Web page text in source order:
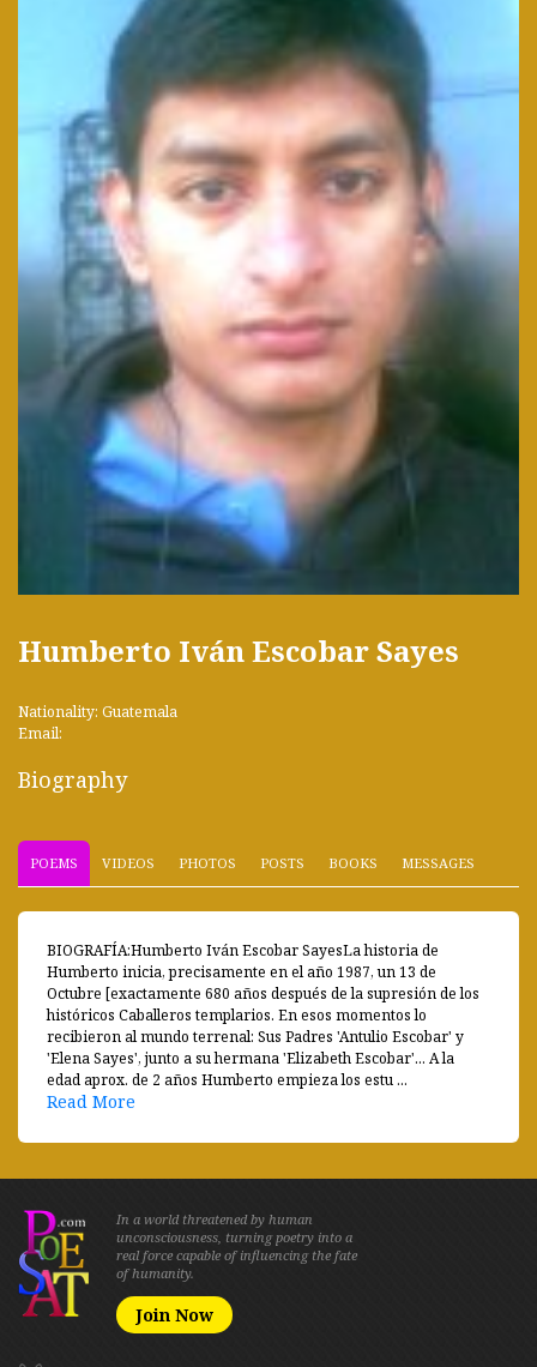
Humberto Iván Escobar Sayes
Nationality: Guatemala
Email:
Biography
POEMS VIDEOS PHOTOS POSTS BOOKS MESSAGES
BIOGRAFÍA:Humberto Iván Escobar SayesLa historia de
Humberto inicia, precisamente en el año 1987, un 13 de
Octubre [exactamente 680 años después de la supresión de los
históricos Caballeros templarios. En esos momentos lo
recibieron al mundo terrenal: Sus Padres 'Antulio Escobar' y
'Elena Sayes', junto a su hermana 'Elizabeth Escobar'... A la
edad aprox. de 2 años Humberto empieza los estu ...
Read More
In a world threatened by human
unconsciousness, turning poetry into a
real force capable of influencing the fate
of humanity.
Join Now